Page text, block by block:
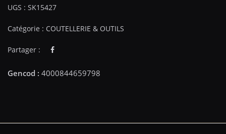
UGS : SK15427
Catégorie : COUTELLERIE & OUTILS
Partager :